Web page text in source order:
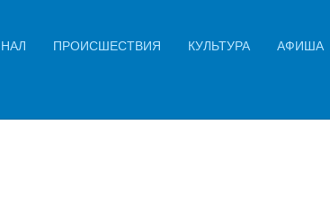
ПРОИСШЕСТВИЯ КУЛЬТУРА АФИША